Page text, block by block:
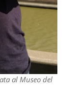
al Museo del